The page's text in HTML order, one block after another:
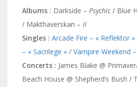
Albums : Darkside – Psychic/ Blue
/ Makthaverskan – II
Singles : Arcade Fire – « Reflektor »
– « Sacrilege » / Vampire Weekend
Concerts : James Blake @
Beach House @ Shepherd’s Bush /